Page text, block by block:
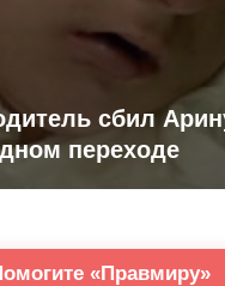
сбил
переходе
«Правмиру»